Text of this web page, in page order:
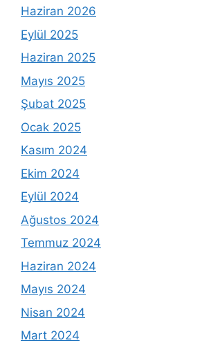
Haziran 2026
Eylül 2025
Haziran 2025
Mayıs 2025
Şubat 2025
Ocak 2025
Kasım 2024
Ekim 2024
Eylül 2024
Ağustos 2024
Temmuz 2024
Haziran 2024
Mayıs 2024
Nisan 2024
Mart 2024